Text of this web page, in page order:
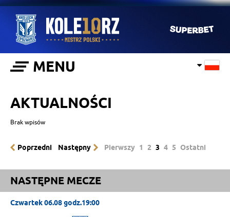
MENU
AKTUALNOŚCI
Brak wpisów
Poprzedni Następny Pierwszy 1 2 3 4 5 Ostatni
NASTĘPNE MECZE
Czwartek 06.08 godz.19:00